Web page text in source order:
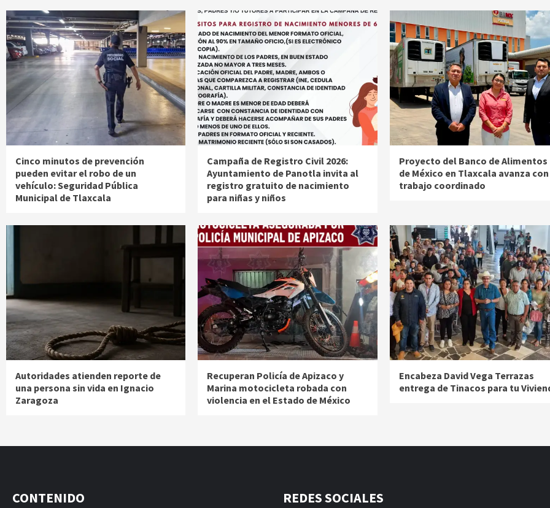
Cinco minutos de prevención
pueden evitar el robo de un
vehículo: Seguridad Pública
Municipal de Tlaxcala
Campaña de Registro Civil 2026:
Ayuntamiento de Panotla invita al
registro gratuito de nacimiento
para niñas y niños
Proyecto del Banco de Alimentos
de México en Tlaxcala avanza con
trabajo coordinado
Autoridades atienden reporte de
una persona sin vida en Ignacio
Zaragoza
Recuperan Policía de Apizaco y
Marina motocicleta robada con
violencia en el Estado de México
Encabeza David Vega Terrazas
entrega de Tinacos para tu
CONTENIDO REDES SOCIALES